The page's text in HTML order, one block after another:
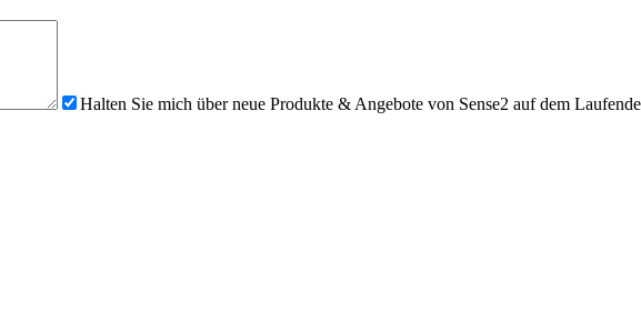
Halten Sie mich über neue Produkte & Angebote von Sense2 auf dem